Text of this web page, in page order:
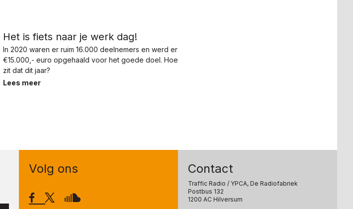
Het is fiets naar je werk dag!
In 2020 waren er ruim 16.000 deelnemers en werd er
€15.000,- euro opgehaald voor het goede doel. Hoe
zit dat dit jaar?
Lees meer
Volg ons Contact
Traffic Radio / YPCA, De Radiofabriek
Postbus 132
1200 AC Hilversum